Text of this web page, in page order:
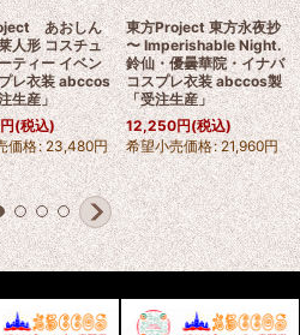
あおしん
人形 コスチュ
ティー イベン
レ衣装 abccos
生産」
円(税込)
価格: 23,480円
東方Project 東方永夜抄
〜 Imperishable Night.
鈴仙・優曇華院・イナバ
コスプレ衣装 abccos製
「受注生産」
12,250円(税込)
希望小売価格: 21,960円